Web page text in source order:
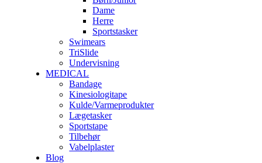
Dame
Herre
Sportstasker
Swimears
TriSlide
Undervisning
MEDICAL
Bandage
Kinesiologitape
Kulde/Varmeprodukter
Lægetasker
Sportstape
Tilbehør
Vabelplaster
Blog